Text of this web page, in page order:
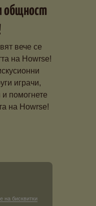
общност
вече се
на Howrse!
играчи,
помогнете
на Howrse!
на бисквитки